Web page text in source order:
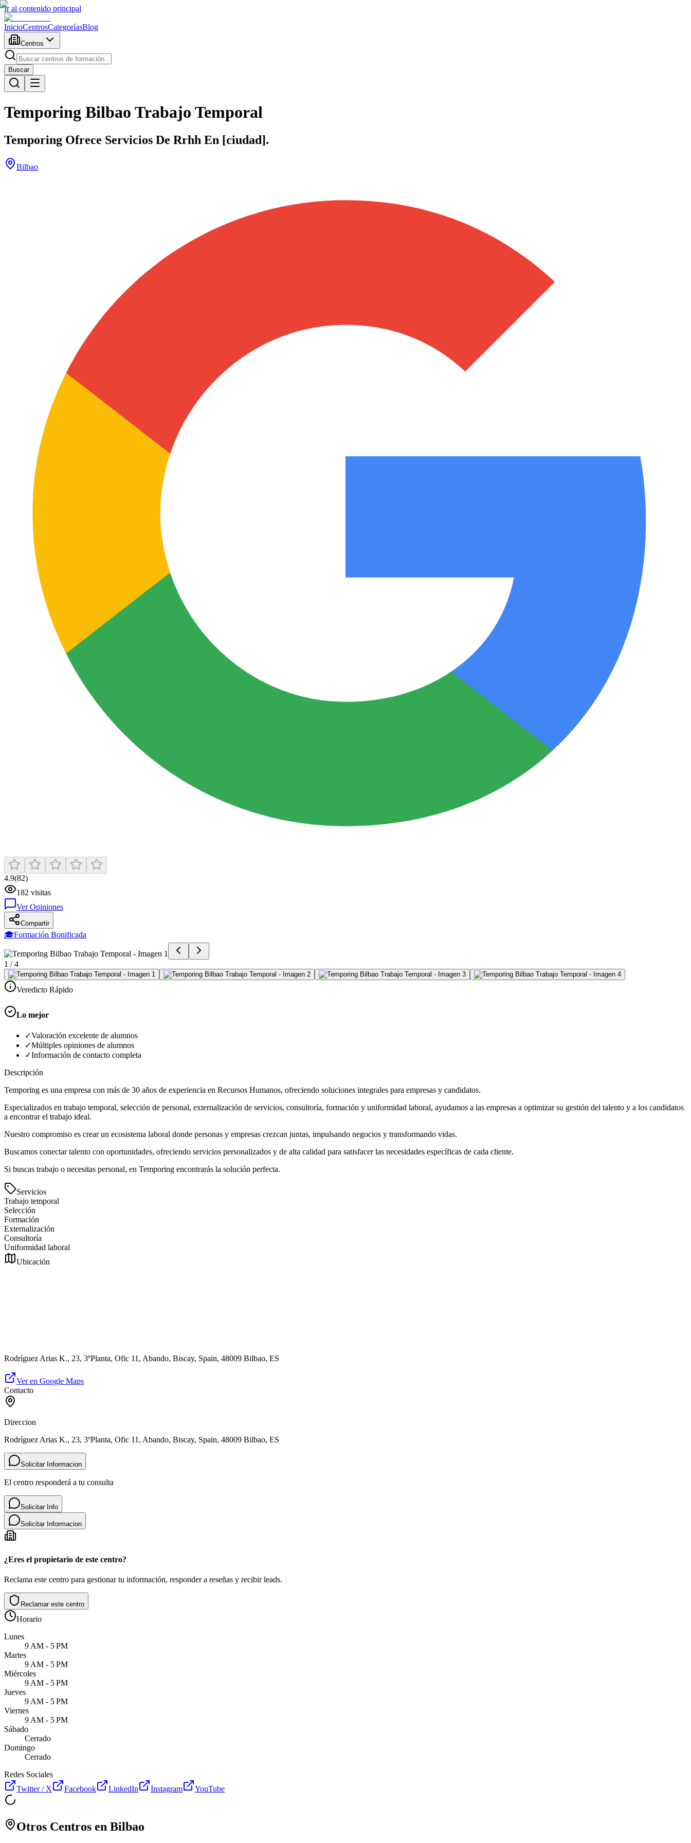
Ir al contenido principal
InicioCentrosCategoríasBlog
Centros
Buscar
Temporing Bilbao Trabajo Temporal
Temporing Ofrece Servicios De Rrhh En [ciudad].
Bilbao
4.9(82)
182 visitas
Ver Opiniones
Compartir
🎓Formación Bonificada
1 /4
Veredicto Rápido
Lo mejor
✓Valoración excelente de alumnos
✓Múltiples opiniones de alumnos
✓Información de contacto completa
Descripción
Temporing es una empresa con más de 30 años de experiencia en Recursos Humanos, ofreciendo soluciones integrales para empresas y candidatos.
Especializados en trabajo temporal, selección de personal, externalización de servicios, consultoría, formación y uniformidad laboral, ayudamos a las empresas a optimizar su gestión del talento y a los candidatos
a encontrar el trabajo ideal.
Nuestro compromiso es crear un ecosistema laboral donde personas y empresas crezcan juntas, impulsando negocios y transformando vidas.
Buscamos conectar talento con oportunidades, ofreciendo servicios personalizados y de alta calidad para satisfacer las necesidades específicas de cada cliente.
Si buscas trabajo o necesitas personal, en Temporing encontrarás la solución perfecta.
Servicios
Trabajo temporal
Selección
Formación
Externalización
Consultoría
Uniformidad laboral
Ubicación
Rodríguez Arias K., 23, 3ºPlanta, Ofic 11, Abando, Biscay, Spain, 48009 Bilbao, ES
Ver en Google Maps
Contacto
Direccion
Rodríguez Arias K., 23, 3ºPlanta, Ofic 11, Abando, Biscay, Spain, 48009 Bilbao, ES
Solicitar Informacion
El centro responderá a tu consulta
Solicitar Info
Solicitar Informacion
¿Eres el propietario de este centro?
Reclama este centro para gestionar tu información, responder a reseñas y recibir leads.
Reclamar este centro
Horario
Lunes
9 AM - 5 PM
Martes
9 AM - 5 PM
Miércoles
9 AM - 5 PM
Jueves
9 AM - 5 PM
Viernes
9 AM - 5 PM
Sábado
Cerrado
Domingo
Cerrado
Redes Sociales
Twitter / X
Facebook LinkedIn Instagram YouTube
Otros Centros en Bilbao